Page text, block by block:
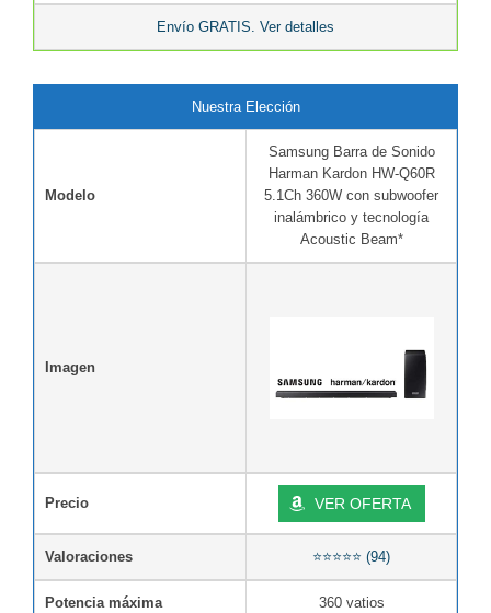
Envío GRATIS. Ver detalles
Nuestra Elección
Modelo
Samsung Barra de Sonido
Harman Kardon HW-Q60R
5.1Ch 360W con subwoofer
inalámbrico y tecnología
Acoustic Beam*
Imagen
Precio VER OFERTA
Valoraciones ⭐⭐⭐⭐⭐ (94)
Potencia máxima 360 vatios